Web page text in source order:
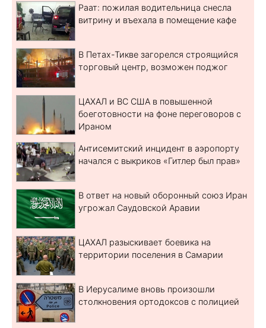
Раат: пожилая водительница снесла
витрину и въехала в помещение кафе
В Петах-Тикве загорелся строящийся
торговый центр, возможен поджог
ЦАХАЛ и ВС США в повышенной
боеготовности на фоне переговоров с
Ираном
Антисемитский инцидент в аэропорту
начался с выкриков «Гитлер был прав»
В ответ на новый оборонный союз Иран
угрожал Саудовской Аравии
ЦАХАЛ разыскивает боевика на
территории поселения в Самарии
В Иерусалиме вновь произошли
столкновения ортодоксов с полицией